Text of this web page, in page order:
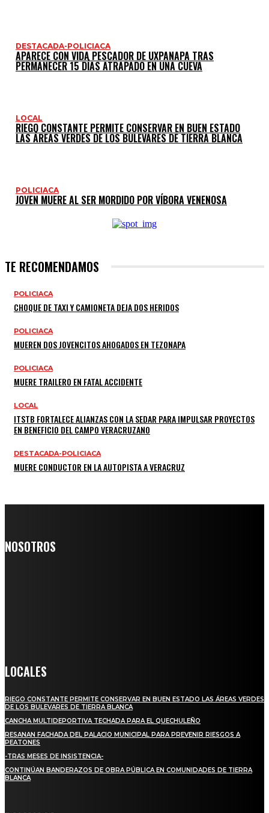
DESTACADA-POLICIACA
APARECE CON VIDA PESCADOR DE UXPANAPA TRAS
PERMANECER 15 DÍAS ATRAPADO EN UNA CUEVA
LOCAL
RIEGO CONSTANTE PERMITE CONSERVAR EN BUEN ESTADO
LAS ÁREAS VERDES DE LOS BULEVARES DE TIERRA BLANCA
POLICIACA
JOVEN MUERE AL SER MORDIDO POR VÍBORA VENENOSA
TE RECOMENDAMOS
POLICIACA
CHOQUE DE TAXI Y CAMIONETA DEJA DOS HERIDOS
POLICIACA
MUEREN DOS JOVENCITOS AHOGADOS EN TEZONAPA
POLICIACA
MUERE TRAILERO EN FATAL ACCIDENTE
LOCAL
ITSTB FORTALECE ALIANZAS CON LA SEDAR PARA IMPULSAR PROYECTOS
EN BENEFICIO DEL CAMPO VERACRUZANO
DESTACADA-POLICIACA
MUERE CONDUCTOR EN LA AUTOPISTA A VERACRUZ
NOSOTROS
LOCALES
RIEGO CONSTANTE PERMITE CONSERVAR EN BUEN ESTADO LAS ÁREAS VERDES
DE LOS BULEVARES DE TIERRA BLANCA
CANCHA MULTIDEPORTIVA TECHADA PARA EL QUECHULEÑO
RESANAN FACHADA DEL PALACIO MUNICIPAL PARA PREVENIR RIESGOS A
PEATONES
-TRAS MESES DE INSISTENCIA-
CONTINÚAN BANDERAZOS DE OBRA PÚBLICA EN COMUNIDADES DE TIERRA
BLANCA